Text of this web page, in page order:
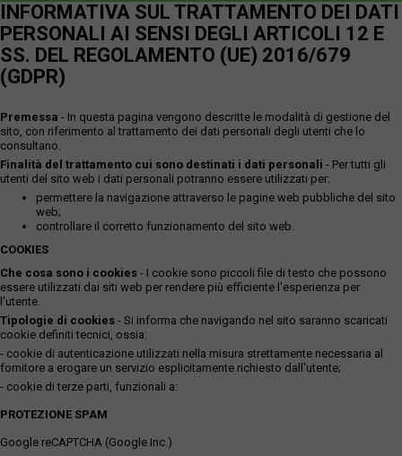
INFORMATIVA SUL TRATTAMENTO DEI DATI
PERSONALI AI SENSI DEGLI ARTICOLI 12 E
SS. DEL REGOLAMENTO (UE) 2016/679
(GDPR)
Premessa - In questa pagina vengono descritte le modalità di gestione del
sito, con riferimento al trattamento dei dati personali degli utenti che lo
consultano.
Finalità del trattamento cui sono destinati i dati personali - Per tutti gli
utenti del sito web i dati personali potranno essere utilizzati per:
permettere la navigazione attraverso le pagine web pubbliche del sito
web;
controllare il corretto funzionamento del sito web.
COOKIES
Che cosa sono i cookies - I cookie sono piccoli file di testo che possono
essere utilizzati dai siti web per rendere più efficiente l'esperienza per
l'utente.
Tipologie di cookies - Si informa che navigando nel sito saranno scaricati
cookie definiti tecnici, ossia:
- cookie di autenticazione utilizzati nella misura strettamente necessaria al
fornitore a erogare un servizio esplicitamente richiesto dall'utente;
- cookie di terze parti, funzionali a:
PROTEZIONE SPAM
Google reCAPTCHA (Google Inc.)